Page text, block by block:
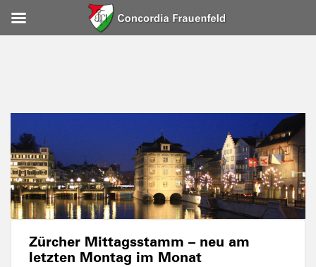
Zürcher Mittagsstamm – neu am
letzten Montag im Monat